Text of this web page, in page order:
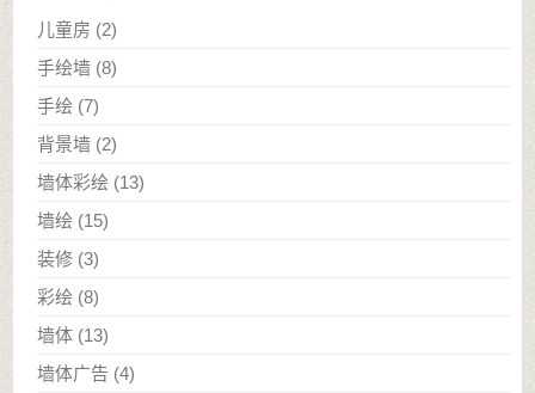
儿童房 (2)
手绘墙 (8)
手绘 (7)
背景墙 (2)
墙体彩绘 (13)
墙绘 (15)
装修 (3)
彩绘 (8)
墙体 (13)
墙体广告 (4)